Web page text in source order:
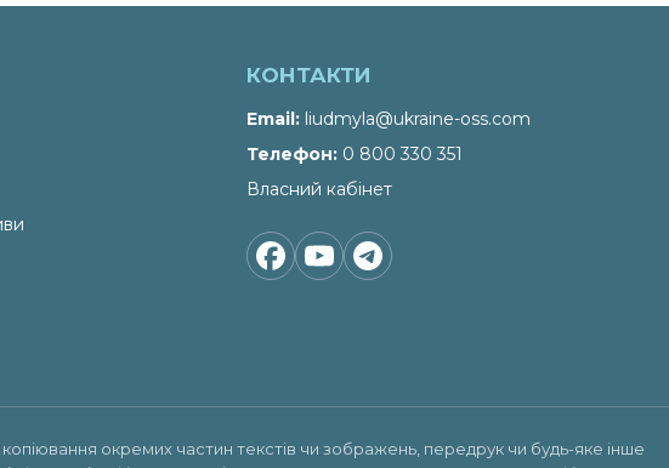
КОНТАКТИ
Email liudmyla@ukraine-oss.com
Телефон 0 800 330 351
Власний кабінет
окремих частин текстів чи зображень, передрук чи будь-яке інше